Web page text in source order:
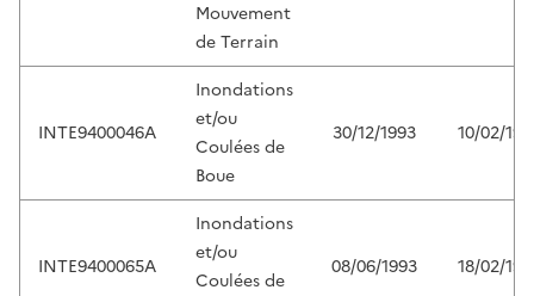
Mouvement
de Terrain
INTE9400046A
Inondations
et/ou
Coulées de
Boue
30/12/1993 10/02/
INTE9400065A
Inondations
et/ou
Coulées de
08/06/1993 18/02/